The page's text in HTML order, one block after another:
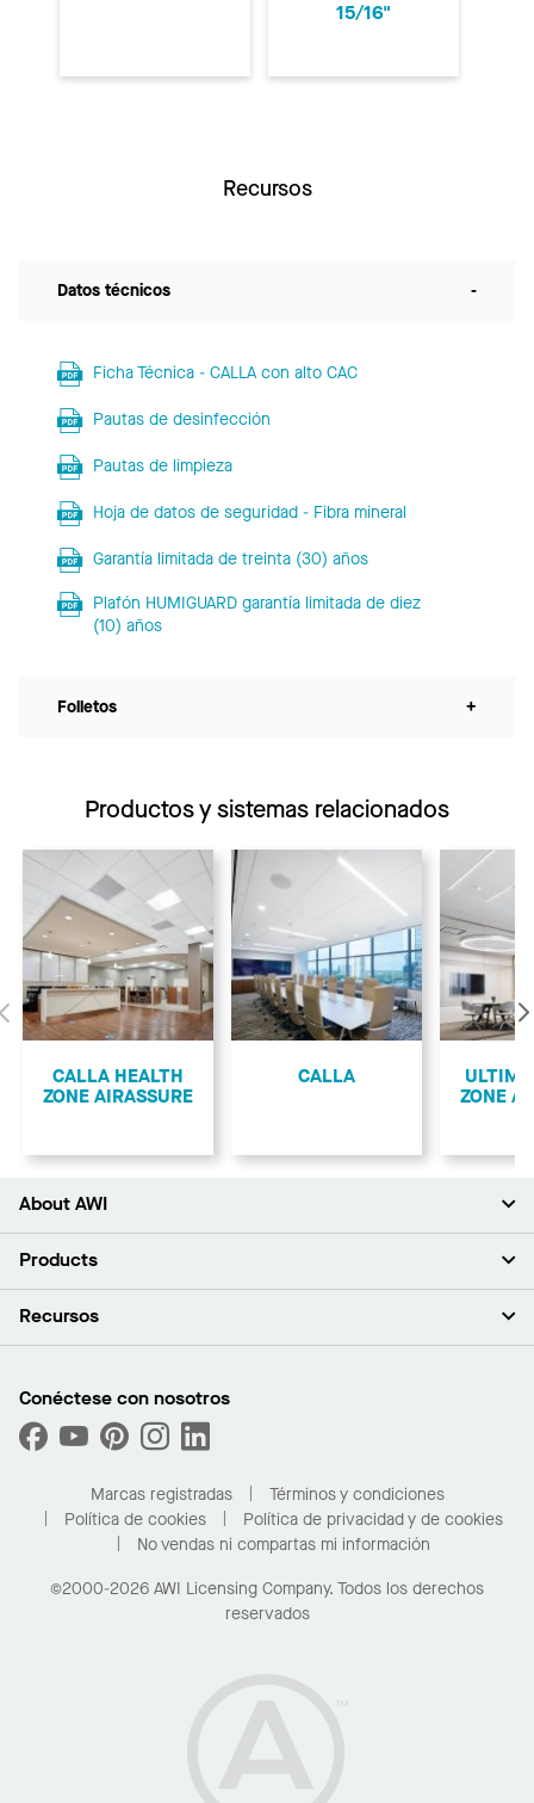
15/16"
Recursos
Datos técnicos -
Ficha Técnica - CALLA con alto CAC
Pautas de desinfección
Pautas de limpieza
Hoja de datos de seguridad - Fibra mineral
Garantía limitada de treinta (30) años
Plafón HUMIGUARD garantía limitada de diez
(10) años
Folletos +
Productos y sistemas relacionados
Anterior
CALLA HEALTH
ZONE AIRASSURE
CALLA
ZONE
About AWI
Acerca de nosotros
Sala de prensa
Sustentabilidad
¿Cuáles son mis opciones de compra?
Products
Plafones
Capacidades personalizadas
Desempeño
Recursos
Buscar un distribuidor
Solicitar muestras
Compre en línea con Kanopi
Para el hogar
Conéctese con nosotros
Marcas registradas
Términos y condiciones
Política de cookies
Política de privacidad y de cookies
No vendas ni compartas mi información
©2000-2026 AWI Licensing Company. Todos los derechos
reservados